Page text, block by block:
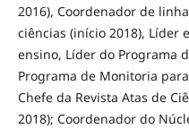
2016), Coordenador de
ciências (início 2018), Líder
ensino, Líder do Programa
Programa de Monitoria
Chefe da Revista Atas de
2018); Coordenador do